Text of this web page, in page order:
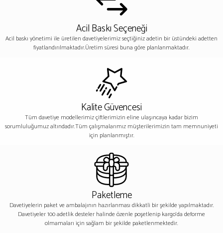
Acil Baskı Seçeneği
Acil baskı yönetimi ile üretilen davetiyelerimiz seçtiğiniz adetin bir üstündeki adetten
fiyatlandırılmaktadır.Üretim süresi buna göre planlanmaktadır.
Kalite Güvencesi
Tüm davetiye modellerimiz çiftlerimizin eline ulaşıncaya kadar bizim
sorumluluğumuz altındadır.Tüm çalışmalarımız müşterilerimizin tam memnuniyeti
için planlanmıştır.
Paketleme
Davetiyelerin paket ve ambalajının hazırlanması dikkatli bir şekilde yapılmaktadır.
Davetiyeler 100 adetlik desteler halinde özenle poşetlenip kargo’da deforme
olmamaları için sağlam bir şekilde paketlenmektedir.